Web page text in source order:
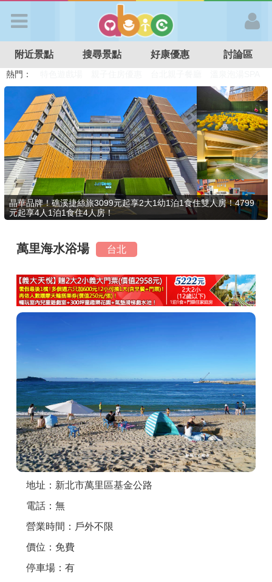
APP登入
首 頁
搜尋景點
好康優惠
最新消息
最新留言
商家合作
聯絡我們
APP下載
附近景點 搜尋景點 好康優惠 討論區
熱門：
特色遊戲場
親子住房優惠 台北親子餐廳 溫泉泡湯SPA
晶華品牌！礁溪捷絲旅3099元起享2大1幼1泊1食住雙人房！4799
元起享4人1泊1食住4人房！
萬里海水浴場 台北
地址：新北市萬里區基金公路
電話：無
營業時間：戶外不限
價位：免費
停車場：有